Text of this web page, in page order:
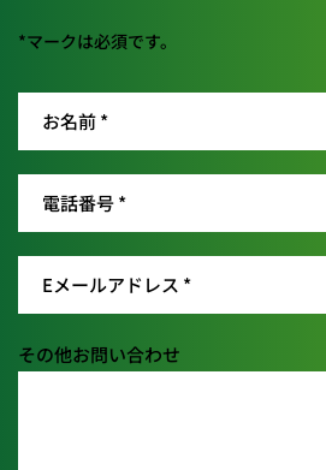
*マークは必須です。
その他お問い合わせ